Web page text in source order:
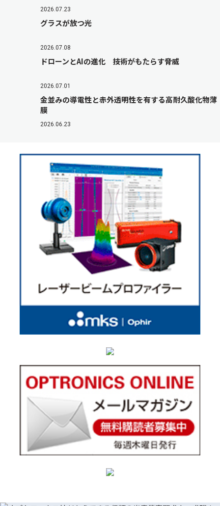
2026.07.23
グラスが放つ光
2026.07.08
ドローンとAIの進化 技術がもたらす脅威
2026.07.01
金並みの導電性と赤外透明性を有する高耐久酸化物薄
膜
2026.06.23